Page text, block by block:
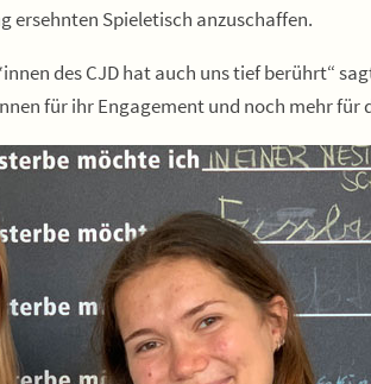
ersehnten Spieletisch anzuschaffen.
des CJD hat auch uns tief berührt“
für ihr Engagement und noch mehr für